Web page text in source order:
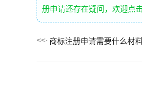
册申请还存在疑问，欢迎点